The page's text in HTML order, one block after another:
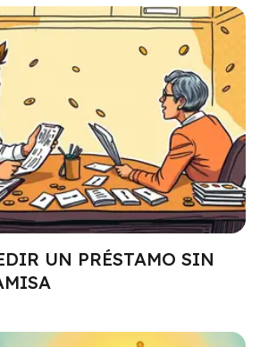
UN PRÉSTAMO SIN